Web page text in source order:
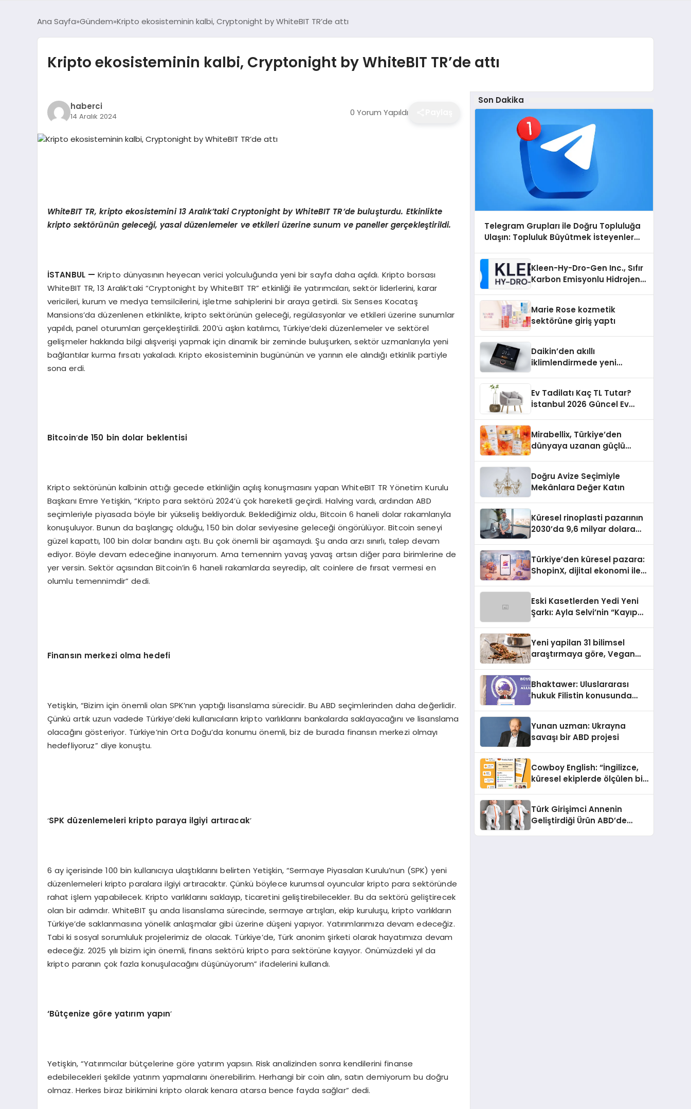
Ana Sayfa Gündem Kripto ekosisteminin kalbi, Cryptonight by WhiteBIT TR’de attı
Kripto ekosisteminin kalbi, Cryptonight by WhiteBIT TR’de attı
haberci
14 Aralık 2024 0 Yorum Yapıldı
WhiteBIT TR, kripto ekosistemini 13 Aralık’taki Cryptonight by WhiteBIT TR’de buluşturdu. Etkinlikte
kripto sektörünün geleceği, yasal düzenlemeler ve etkileri üzerine sunum ve paneller gerçekleştirildi.
İSTANBUL — Kripto dünyasının heyecan verici yolculuğunda yeni bir sayfa daha açıldı. Kripto borsası
WhiteBIT TR, 13 Aralık’taki “Cryptonight by WhiteBIT TR” etkinliği ile yatırımcıları, sektör liderlerini, karar
vericileri, kurum ve medya temsilcilerini, işletme sahiplerini bir araya getirdi. Six Senses Kocataş
Mansions’da düzenlenen etkinlikte, kripto sektörünün geleceği, regülasyonlar ve etkileri üzerine sunumlar
yapıldı, panel oturumları gerçekleştirildi. 200’ü aşkın katılımcı, Türkiye’deki düzenlemeler ve sektörel
gelişmeler hakkında bilgi alışverişi yapmak için dinamik bir zeminde buluşurken, sektör uzmanlarıyla yeni
bağlantılar kurma fırsatı yakaladı. Kripto ekosisteminin bugününün ve yarının ele alındığı etkinlik partiyle
sona erdi.
Bitcoin’de 150 bin dolar beklentisi
Kripto sektörünün kalbinin attığı gecede etkinliğin açılış konuşmasını yapan WhiteBIT TR Yönetim Kurulu
Başkanı Emre Yetişkin, “Kripto para sektörü 2024’ü çok hareketli geçirdi. Halving vardı, ardından ABD
seçimleriyle piyasada böyle bir yükseliş bekliyorduk. Beklediğimiz oldu, Bitcoin 6 haneli dolar rakamlarıyla
konuşuluyor. Bunun da başlangıç olduğu, 150 bin dolar seviyesine geleceği öngörülüyor. Bitcoin seneyi
güzel kapattı, 100 bin dolar bandını aştı. Bu çok önemli bir aşamaydı. Şu anda arzı sınırlı, talep devam
ediyor. Böyle devam edeceğine inanıyorum. Ama temennim yavaş yavaş artsın diğer para birimlerine de
yer versin. Sektör açısından Bitcoin’in 6 haneli rakamlarda seyredip, alt coinlere de fırsat vermesi en
olumlu temennimdir” dedi.
Finansın merkezi olma hedefi
Yetişkin, “Bizim için önemli olan SPK’nın yaptığı lisanslama sürecidir. Bu ABD seçimlerinden daha değerlidir.
Çünkü artık uzun vadede Türkiye’deki kullanıcıların kripto varlıklarını bankalarda saklayacağını ve lisanslama
olacağını gösteriyor. Türkiye’nin Orta Doğu’da konumu önemli, biz de burada finansın merkezi olmayı
hedefliyoruz” diye konuştu.
‘SPK düzenlemeleri kripto paraya ilgiyi artıracak’
6 ay içerisinde 100 bin kullanıcıya ulaştıklarını belirten Yetişkin, “Sermaye Piyasaları Kurulu’nun (SPK) yeni
düzenlemeleri kripto paralara ilgiyi artıracaktır. Çünkü böylece kurumsal oyuncular kripto para sektöründe
rahat işlem yapabilecek. Kripto varlıklarını saklayıp, ticaretini geliştirebilecekler. Bu da sektörü geliştirecek
olan bir adımdır. WhiteBIT şu anda lisanslama sürecinde, sermaye artışları, ekip kuruluşu, kripto varlıkların
Türkiye’de saklanmasına yönelik anlaşmalar gibi üzerine düşeni yapıyor. Yatırımlarımıza devam edeceğiz.
Tabi ki sosyal sorumluluk projelerimiz de olacak. Türkiye’de, Türk anonim şirketi olarak hayatımıza devam
edeceğiz. 2025 yılı bizim için önemli, finans sektörü kripto para sektörüne kayıyor. Önümüzdeki yıl da
kripto paranın çok fazla konuşulacağını düşünüyorum” ifadelerini kullandı.
‘Bütçenize göre yatırım yapın’
Yetişkin, “Yatırımcılar bütçelerine göre yatırım yapsın. Risk analizinden sonra kendilerini finanse
edebilecekleri şekilde yatırım yapmalarını önerebilirim. Herhangi bir coin alın, satın demiyorum bu doğru
olmaz. Herkes biraz birikimini kripto olarak kenara atarsa bence fayda sağlar” dedi.
Son Dakika
Telegram Grupları ile Doğru Topluluğa
Ulaşın: Topluluk Büyütmek İsteyenlere
Kleen-Hy-Dro-Gen Inc., Sıfır
Karbon Emisyonlu Hidrojen
Aldı
Marie Rose kozmetik
sektörüne giriş yaptı
Daikin’den akıllı
iklimlendirmede yeni
Ev Tadilatı Kaç TL Tutar?
İstanbul 2026 Güncel Ev
Mirabellix, Türkiye’den
dünyaya uzanan güçlü
Doğru Avize Seçimiyle
Mekânlara Değer Katın
Küresel rinoplasti pazarının
2030’da 9,6 milyar dolara
Türkiye’den küresel pazara:
ShopinX, dijital ekonomi ile
Eski Kasetlerden Yedi Yeni
Şarkı: Ayla Selvi’nin “Kayıp
Yeni yapilan 31 bilimsel
araştırmaya göre, Vegan
Sindirildiğini Ortaya Koydu
Bhaktawer: Uluslararası
hukuk Filistin konusunda
Yunan uzman: Ukrayna
savaşı bir ABD projesi
Cowboy English: “İngilizce,
küresel ekiplerde ölçülen bir
Türk Girişimci Annenin
Geliştirdiği Ürün ABD’de